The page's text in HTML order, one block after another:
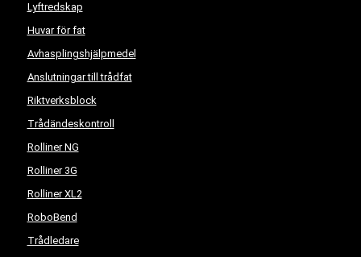
Lyftredskap
Huvar för fat
Avhasplingshjälpmedel
Anslutningar till trådfat
Riktverksblock
Trådändeskontroll
Rolliner NG
Rolliner 3G
Rolliner XL2
RoboBend
Trådledare